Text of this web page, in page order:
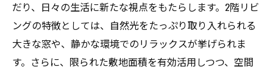
だり、日々の生活に新たな視点をもたらします。2階リビ
ングの特徴としては、自然光をたっぷり取り入れられる
大きな窓や、静かな環境でのリラックスが挙げられま
す。さらに、限られた敷地面積を有効活用しつつ、空間